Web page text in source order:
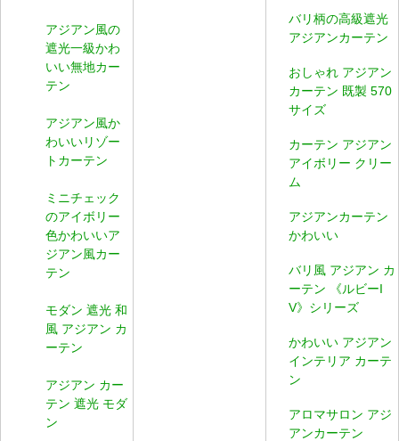
アジアン風の
遮光一級かわ
いい無地カー
テン
アジアン風か
わいいリゾー
トカーテン
ミニチェック
のアイボリー
色かわいいア
ジアン風カー
テン
モダン 遮光 和
風 アジアン カ
ーテン
アジアン カー
テン 遮光 モダ
ン
バリ柄の高級遮光
アジアンカーテン
おしゃれ アジアン
カーテン 既製 570
サイズ
カーテン アジアン
アイボリー クリー
ム
アジアンカーテン
かわいい
バリ風 アジアン カ
ーテン 《ルビーI
V》シリーズ
かわいい アジアン
インテリア カーテ
ン
アロマサロン アジ
アンカーテン